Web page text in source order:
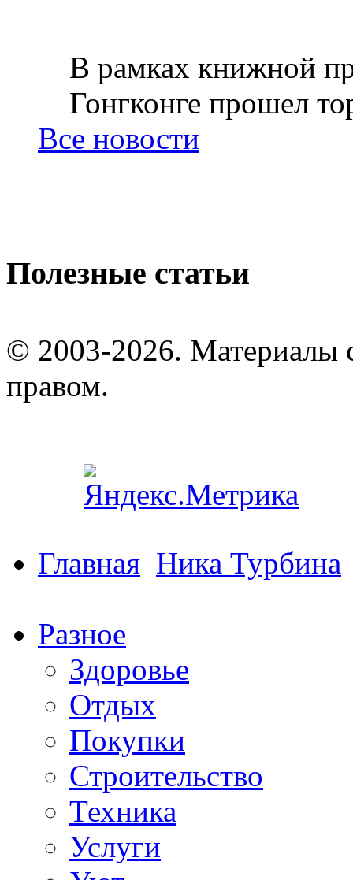
В рамках книжной
Гонгконге прошел
Все новости
Полезные статьи
© 2003-2026. Материалы
правом.
Главная Ника Турбина
Разное
Здоровье
Отдых
Покупки
Строительство
Техника
Услуги